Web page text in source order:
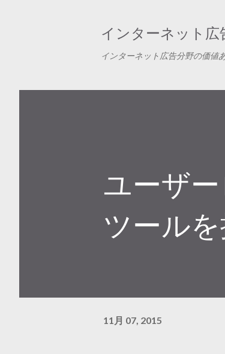
インターネット
インターネット広告分野の価値
ユーザ
ツール
11月 07, 2015